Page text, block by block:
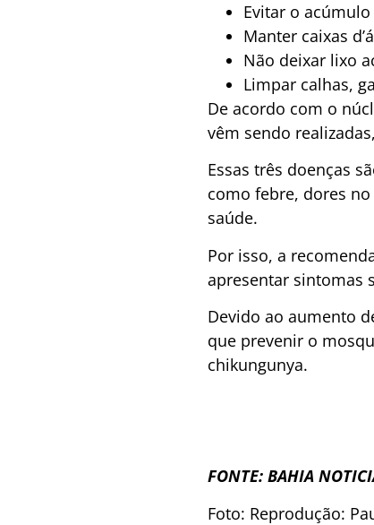
Evitar o
Manter caixas
Não deixar lixo
Limpar calhas,
De acordo com o
vêm sendo
Essas três doenças
como febre, dores
saúde.
Por isso, a
apresentar sintomas
Devido ao aumento
que prevenir o
chikungunya.
FONTE: BAHIA
Foto: Reprodução: